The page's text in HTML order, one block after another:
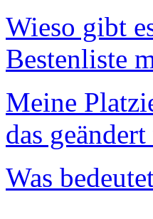
Wieso gibt
Bestenliste
Meine
das
Was